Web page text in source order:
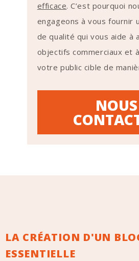
efficace. C’est pourquoi
engageons à vous fournir
de qualité qui vous aide à
objectifs commerciaux et
votre public cible de
NOUS
LA CRÉATION D'UN
ESSENTIELLE